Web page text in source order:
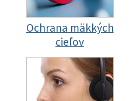
Ochrana mäkkých
cieľov